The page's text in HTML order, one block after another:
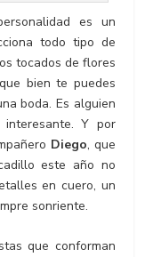
es un
todo tipo de
tocados de flores
bien te puedes
boda. Es alguien
interesante. Y por
Diego, que
este año no
en cuero, un
sonriente.
que conforman